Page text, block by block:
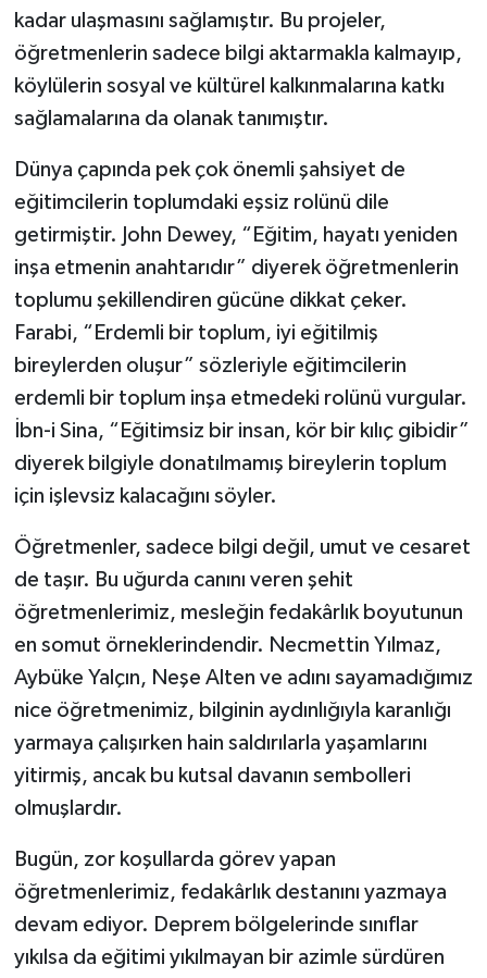
kadar ulaşmasını sağlamıştır. Bu projeler,
öğretmenlerin sadece bilgi aktarmakla kalmayıp,
köylülerin sosyal ve kültürel kalkınmalarına katkı
sağlamalarına da olanak tanımıştır.
Dünya çapında pek çok önemli şahsiyet de
eğitimcilerin toplumdaki eşsiz rolünü dile
getirmiştir. John Dewey, “Eğitim, hayatı yeniden
inşa etmenin anahtarıdır” diyerek öğretmenlerin
toplumu şekillendiren gücüne dikkat çeker.
Farabi, “Erdemli bir toplum, iyi eğitilmiş
bireylerden oluşur” sözleriyle eğitimcilerin
erdemli bir toplum inşa etmedeki rolünü vurgular.
İbn-i Sina, “Eğitimsiz bir insan, kör bir kılıç gibidir”
diyerek bilgiyle donatılmamış bireylerin toplum
için işlevsiz kalacağını söyler.
Öğretmenler, sadece bilgi değil, umut ve cesaret
de taşır. Bu uğurda canını veren şehit
öğretmenlerimiz, mesleğin fedakârlık boyutunun
en somut örneklerindendir. Necmettin Yılmaz,
Aybüke Yalçın, Neşe Alten ve adını sayamadığımız
nice öğretmenimiz, bilginin aydınlığıyla karanlığı
yarmaya çalışırken hain saldırılarla yaşamlarını
yitirmiş, ancak bu kutsal davanın sembolleri
olmuşlardır.
Bugün, zor koşullarda görev yapan
öğretmenlerimiz, fedakârlık destanını yazmaya
devam ediyor. Deprem bölgelerinde sınıflar
yıkılsa da eğitimi yıkılmayan bir azimle sürdüren